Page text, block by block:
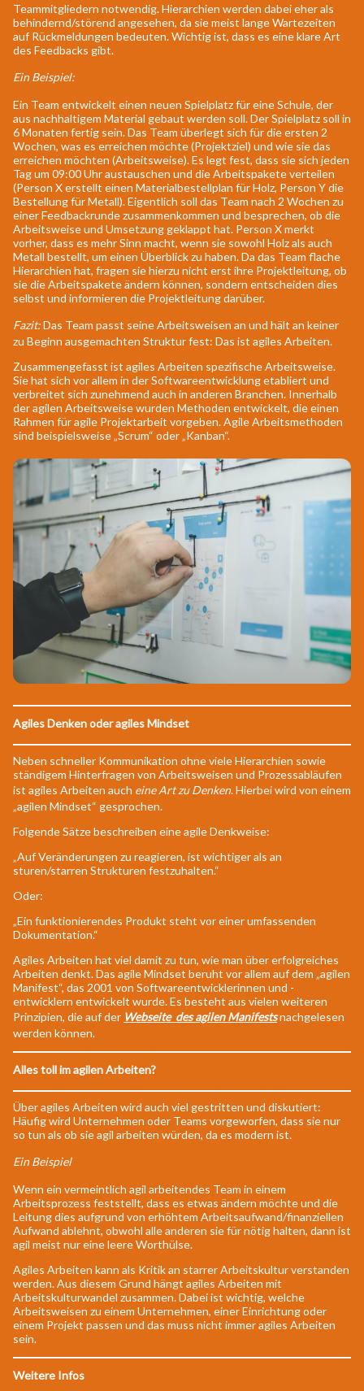
Teammitgliedern notwendig. Hierarchien werden dabei eher als
behindernd/störend angesehen, da sie meist lange Wartezeiten
auf Rückmeldungen bedeuten. Wichtig ist, dass es eine klare Art
des Feedbacks gibt.
Ein Beispiel:
Ein Team entwickelt einen neuen Spielplatz für eine Schule, der
aus nachhaltigem Material gebaut werden soll. Der Spielplatz soll in
6 Monaten fertig sein. Das Team überlegt sich für die ersten 2
Wochen, was es erreichen möchte (Projektziel) und wie sie das
erreichen möchten (Arbeitsweise). Es legt fest, dass sie sich jeden
Tag um 09:00 Uhr austauschen und die Arbeitspakete verteilen
(Person X erstellt einen Materialbestellplan für Holz, Person Y die
Bestellung für Metall). Eigentlich soll das Team nach 2 Wochen zu
einer Feedbackrunde zusammenkommen und besprechen, ob die
Arbeitsweise und Umsetzung geklappt hat. Person X merkt
vorher, dass es mehr Sinn macht, wenn sie sowohl Holz als auch
Metall bestellt, um einen Überblick zu haben. Da das Team flache
Hierarchien hat, fragen sie hierzu nicht erst ihre Projektleitung, ob
sie die Arbeitspakete ändern können, sondern entscheiden dies
selbst und informieren die Projektleitung darüber.
Fazit:Das Team passt seine Arbeitsweisen an und hält an keiner
zu Beginn ausgemachten Struktur fest: Das ist agiles Arbeiten.
Zusammengefasst ist agiles Arbeiten spezifische Arbeitsweise.
Sie hat sich vor allem in der Softwareentwicklung etabliert und
verbreitet sich zunehmend auch in anderen Branchen. Innerhalb
der agilen Arbeitsweise wurden Methoden entwickelt, die einen
Rahmen für agile Projektarbeit vorgeben. Agile Arbeitsmethoden
sind beispielsweise „Scrum“ oder „Kanban“.
Agiles Denken oder agiles Mindset
Neben schneller Kommunikation ohne viele Hierarchien sowie
ständigem Hinterfragen von Arbeitsweisen und Prozessabläufen
ist agiles Arbeiten auch eine Art zu Denken. Hierbei wird von einem
„agilen Mindset“ gesprochen.
Folgende Sätze beschreiben eine agile Denkweise:
„Auf Veränderungen zu reagieren, ist wichtiger als an
sturen/starren Strukturen festzuhalten.“
Oder:
„Ein funktionierendes Produkt steht vor einer umfassenden
Dokumentation.“
Agiles Arbeiten hat viel damit zu tun, wie man über erfolgreiches
Arbeiten denkt. Das agile Mindset beruht vor allem auf dem „agilen
Manifest“, das 2001 von Softwareentwicklerinnen und -
entwicklern entwickelt wurde. Es besteht aus vielen weiteren
Prinzipien, die auf der Webseite des agilen Manifestsnachgelesen
werden können.
Alles toll im agilen Arbeiten?
Über agiles Arbeiten wird auch viel gestritten und diskutiert:
Häufig wird Unternehmen oder Teams vorgeworfen, dass sie nur
so tun als ob sie agil arbeiten würden, da es modern ist.
Ein Beispiel
Wenn ein vermeintlich agil arbeitendes Team in einem
Arbeitsprozess feststellt, dass es etwas ändern möchte und die
Leitung dies aufgrund von erhöhtem Arbeitsaufwand/finanziellen
Aufwand ablehnt, obwohl alle anderen sie für nötig halten, dann ist
agil meist nur eine leere Worthülse.
Agiles Arbeiten kann als Kritik an starrer Arbeitskultur verstanden
werden. Aus diesem Grund hängt agiles Arbeiten mit
Arbeitskulturwandel zusammen. Dabei ist wichtig, welche
Arbeitsweisen zu einem Unternehmen, einer Einrichtung oder
einem Projekt passen und das muss nicht immer agiles Arbeiten
sein.
Weitere Infos